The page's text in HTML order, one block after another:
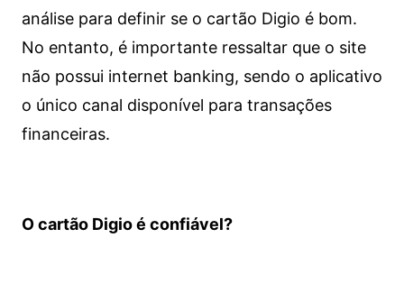
análise para definir se o cartão Digio é bom.
No entanto, é importante ressaltar que o site
não possui internet banking, sendo o aplicativo
o único canal disponível para transações
financeiras.
O cartão Digio é confiável?